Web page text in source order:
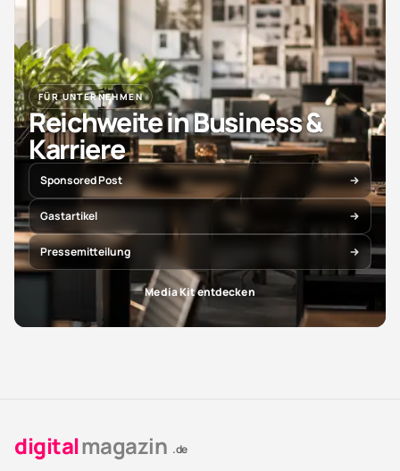
FÜR UNTERNEHMEN
Reichweite in Business &
Karriere
Sponsored Post
Gastartikel
Pressemitteilung
Media Kit entdecken
digitalmagazin .de